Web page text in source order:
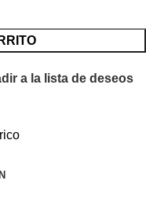
a la lista de deseos